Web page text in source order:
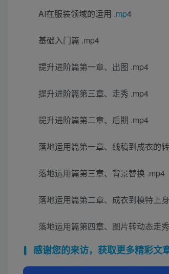
AI在服装领域的运用 .mp4
基础入门篇 .mp4
提升进阶篇第一章、出图 .mp4
提升进阶篇第三章、走秀 .mp4
提升进阶篇第二章、后期 .mp4
落地运用篇第一章、线稿到成衣的
落地运用篇第三章、背景替换 .mp4
落地运用篇第二章、成衣到模特上
落地运用篇第四章、图片转动态走
感谢您的来访，获取更多精彩文